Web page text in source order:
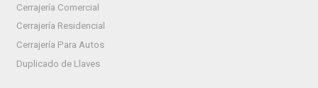
Cerrajería Comercial
Cerrajería Residencial
Cerrajería Para Autos
Duplicado de Llaves